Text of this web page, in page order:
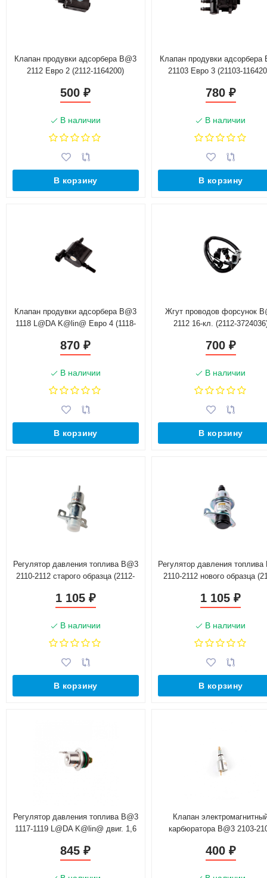
Клапан продувки адсорбера B@3
2112 Евро 2 (2112-1164200)
500₽
В наличии
В корзину
Клапан продувки адсорбера
21103 Евро 3 (21103-
780 ₽
В наличии
В корзину
Клапан продувки адсорбера B@3
1118 L@DA K@lin@ Евро 4 (1118-
870₽
В наличии
В корзину
Жгут проводов форсунок
2112 16-кл. (2112-
700 ₽
В наличии
В корзину
Регулятор давления топлива B@3
2110-2112 старого образца (2112-
1 105 ₽
В наличии
В корзину
Регулятор давления топлива
2110-2112 нового образца
1 105₽
В наличии
В корзину
Регулятор давления топлива B@3
1117-1119 L@DA K@lin@ двиг. 1,6
845₽
Клапан
карбюратора B@3 2103-
400 ₽